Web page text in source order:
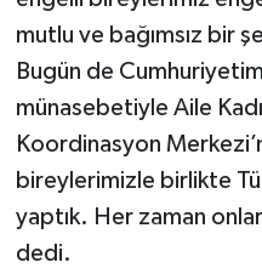
mutlu ve bağımsız bir
Bugün de
münasebetiyle Aile
Koordinasyon
bireylerimizle birlikte
yaptık. Her zaman
dedi.